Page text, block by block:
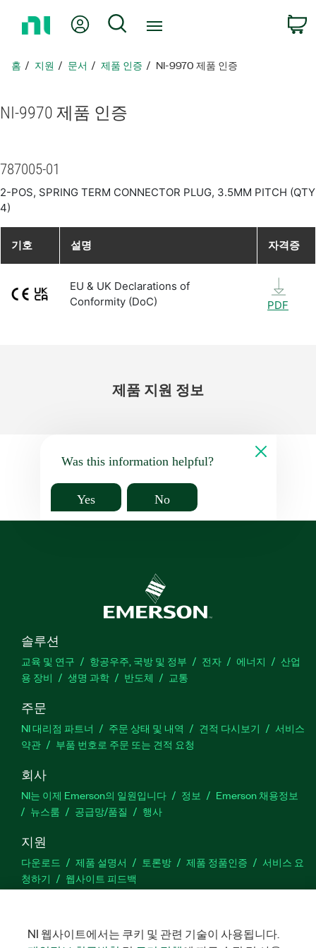
지
아
내 계정 검색
홈 지원 문서 제품 인증 NI-9970 제품 인증
NI-9970 제품 인증
787005-01
2-POS, SPRING TERM CONNECTOR PLUG, 3.5MM PITCH (QTY
4)
기호 설명 자격증
EU & UK Declarations of
Conformity (DoC)
PDF
제품 지원 정보
Was this information helpful?
Yes No
솔루션
교육 및 연구 항공우주, 국방 및 정부 전자 에너지
산업
용 장비
생명 과학 반도체 교통
주문
NI 대리점 파트너 주문 상태 및 내역 견적 다시보기
서비스
약관
부품 번호로 주문 또는 견적 요청
회사
NI는 이제 Emerson의 일원입니다 정보
Emerson 채용정보
뉴스룸
공급망/품질 행사
지원
다운로드 제품 설명서 토론방 제품 정품인증
서비스 요
청하기
웹사이트 피드백
NI 웹사이트에서는 쿠키 및 관련 기술이 사용됩니다.